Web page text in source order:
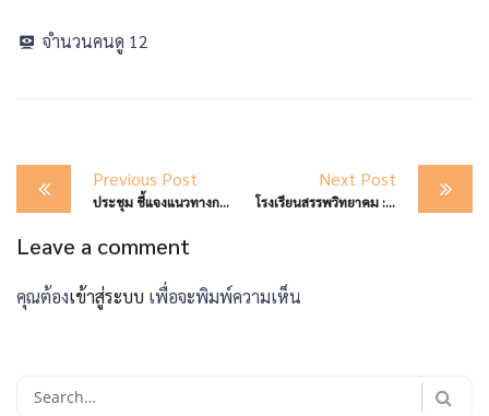
จำนวนคนดู 12
Post
navigation
Previous Post
ประชุม ชี้แจงแนวทางการจัดตั้งงบประมาณ รายจ่ายประจำปิ๊งบประมาณ พ.ศ. 2569 งบลงทุน ค่าครุภัณฑ์ ที่ดินและสิ่งก่อสร้าง
Next Post
โรงเรียนสรรพวิทยาคม : เข้าร่วมพิธีเจริญพระพุทธมนต์และบำเพ็ญจิตตภาวนา เพื่อถวายเป็นพระราชกุศลแด่พระบาทสมเด็จพระเจ้าอยู่หัว รัชกาลที่ ๙ เนื่องในโอกาสวันคล้ายวันพระบรมราชสมภพ ๕ ธันวาคม ๒๕๖๗
Leave a comment
คุณต้องเข้าสู่ระบบ เพื่อจะพิมพ์ความเห็น
Search